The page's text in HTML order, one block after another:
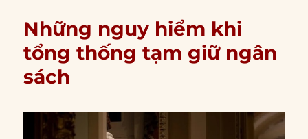
Những nguy hiểm khi
tổng thống tạm giữ ngân
sách